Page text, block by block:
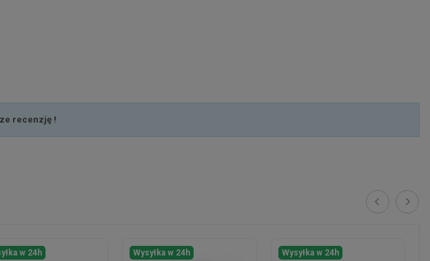
recenzję !
w 24h Wysyłka w 24h Wysyłka w 24h